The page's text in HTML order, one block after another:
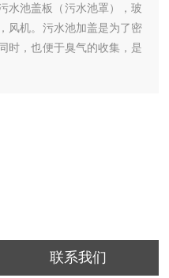
水池盖板（污水池罩），玻
风机。污水池加盖是为了密
时，也便于臭气的收集，是
联系我们